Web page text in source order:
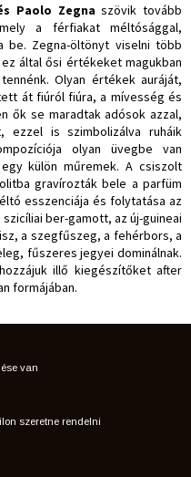
Paolo Zegna szövik tovább
a férfiakat méltósággal,
be. Zegna-öltönyt viselni több
által ősi értékeket magukban
Olyan értékek auráját,
át fiúról fiúra, a mívesség és
ők se maradtak adósok azzal,
ezzel is szimbolizálva ruháik
olyan üvegbe van
külön műremek. A csiszolt
gravírozták bele a parfüm
esszenciája és folytatása az
ber-gamott, az új-guineai
a szegfűszeg, a fehérbors, a
fűszeres jegyei dominálnak.
illő kiegészítőket after
formájában.
van
szeretne rendelni